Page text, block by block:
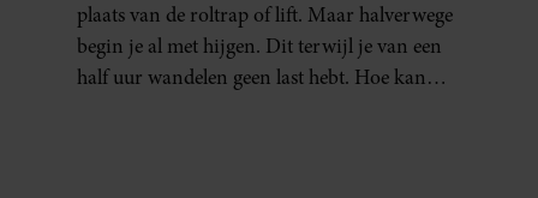
plaats van de roltrap of lift. Maar halverwege
begin je al met hijgen. Dit terwijl je van een
half uur wandelen geen last hebt. Hoe kan